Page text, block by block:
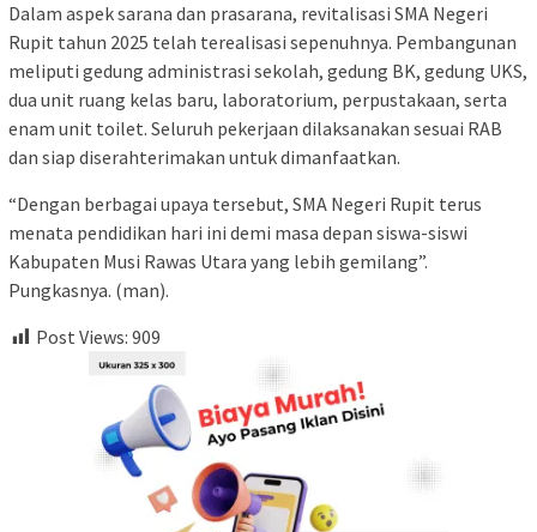
Dalam aspek sarana dan prasarana, revitalisasi SMA Negeri
Rupit tahun 2025 telah terealisasi sepenuhnya. Pembangunan
meliputi gedung administrasi sekolah, gedung BK, gedung UKS,
dua unit ruang kelas baru, laboratorium, perpustakaan, serta
enam unit toilet. Seluruh pekerjaan dilaksanakan sesuai RAB
dan siap diserahterimakan untuk dimanfaatkan.
“Dengan berbagai upaya tersebut, SMA Negeri Rupit terus
menata pendidikan hari ini demi masa depan siswa-siswi
Kabupaten Musi Rawas Utara yang lebih gemilang”.
Pungkasnya. (man).
Post Views: 909